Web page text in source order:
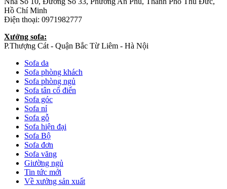
Hồ Chí Minh
Điện thoại: 0971982777
Xưởng sofa:
P.Thượng Cát - Quận Bắc Từ Liêm - Hà Nội
Sofa da
Sofa phòng khách
Sofa phòng ngủ
Sofa tân cổ điển
Sofa góc
Sofa nỉ
Sofa gỗ
Sofa hiện đại
Sofa Bộ
Sofa đơn
Sofa văng
Giường ngủ
Tin tức mới
Về xưởng sản xuất